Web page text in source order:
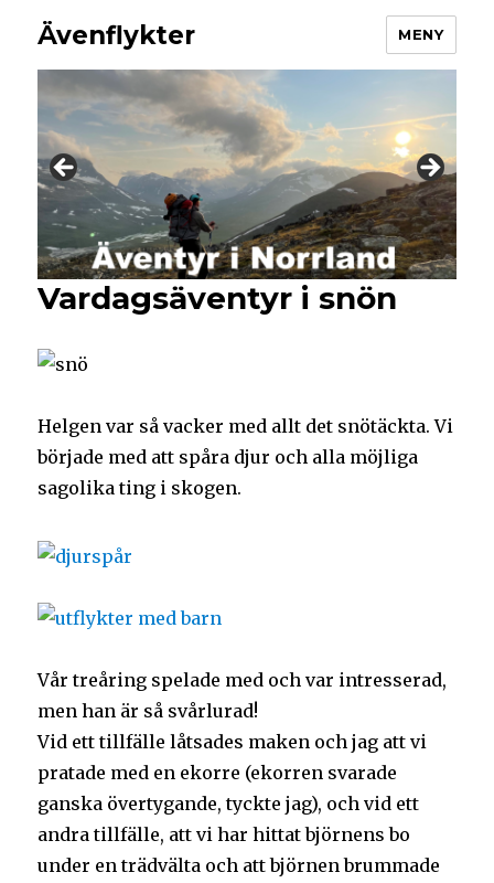
Ävenflykter MENY
Vardagsäventyr i snön
Helgen var så vacker med allt det snötäckta. Vi
började med att spåra djur och alla möjliga
sagolika ting i skogen.
Vår treåring spelade med och var intresserad,
men han är så svårlurad!
Vid ett tillfälle låtsades maken och jag att vi
pratade med en ekorre (ekorren svarade
ganska övertygande, tyckte jag), och vid ett
andra tillfälle, att vi har hittat björnens bo
under en trädvälta och att björnen brummade